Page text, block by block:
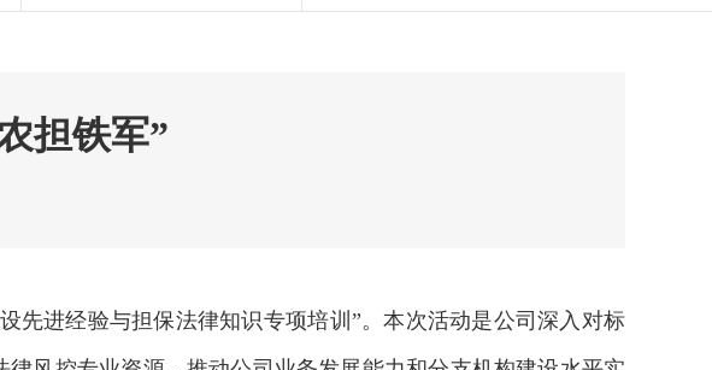
担铁军”
进经验与担保法律知识专项培训”。本次活动是公司深入对标